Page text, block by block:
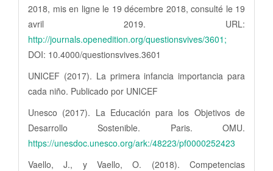
2018, mis en ligne le 19 décembre 2018, consulté le 19
avril 2019. URL:
http://journals.openedition.org/questionsvives/3601;
DOI: 10.4000/questionsvives.3601
UNICEF (2017). La primera infancia importancia para
cada niño. Publicado por UNICEF
Unesco (2017). La Educación para los Objetivos de
Desarrollo Sostenible. Paris. OMU.
https://unesdoc.unesco.org/ark:/48223/pf0000252423
Vaello, J., y Vaello, O. (2018). Competencias